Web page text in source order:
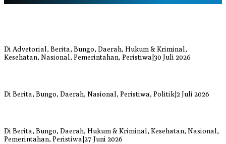
Di Advetorial, Berita, Bungo, Daerah, Hukum & Kriminal,
Kesehatan, Nasional, Pemerintahan, Peristiwa 30 Juli 2026
Di Berita, Bungo, Daerah, Nasional, Peristiwa, Politik|2 Juli 2026
Di Berita, Bungo, Daerah, Hukum & Kriminal, Kesehatan, Nasional,
Pemerintahan, Peristiwa 27 Juni 2026